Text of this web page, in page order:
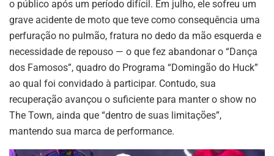
o público após um período difícil. Em julho, ele sofreu um
grave acidente de moto que teve como consequência uma
perfuração no pulmão, fratura no dedo da mão esquerda e
necessidade de repouso — o que fez abandonar o “Dança
dos Famosos”, quadro do Programa “Domingão do Huck”
ao qual foi convidado à participar. Contudo, sua
recuperação avançou o suficiente para manter o show no
The Town, ainda que “dentro de suas limitações”,
mantendo sua marca de performance.